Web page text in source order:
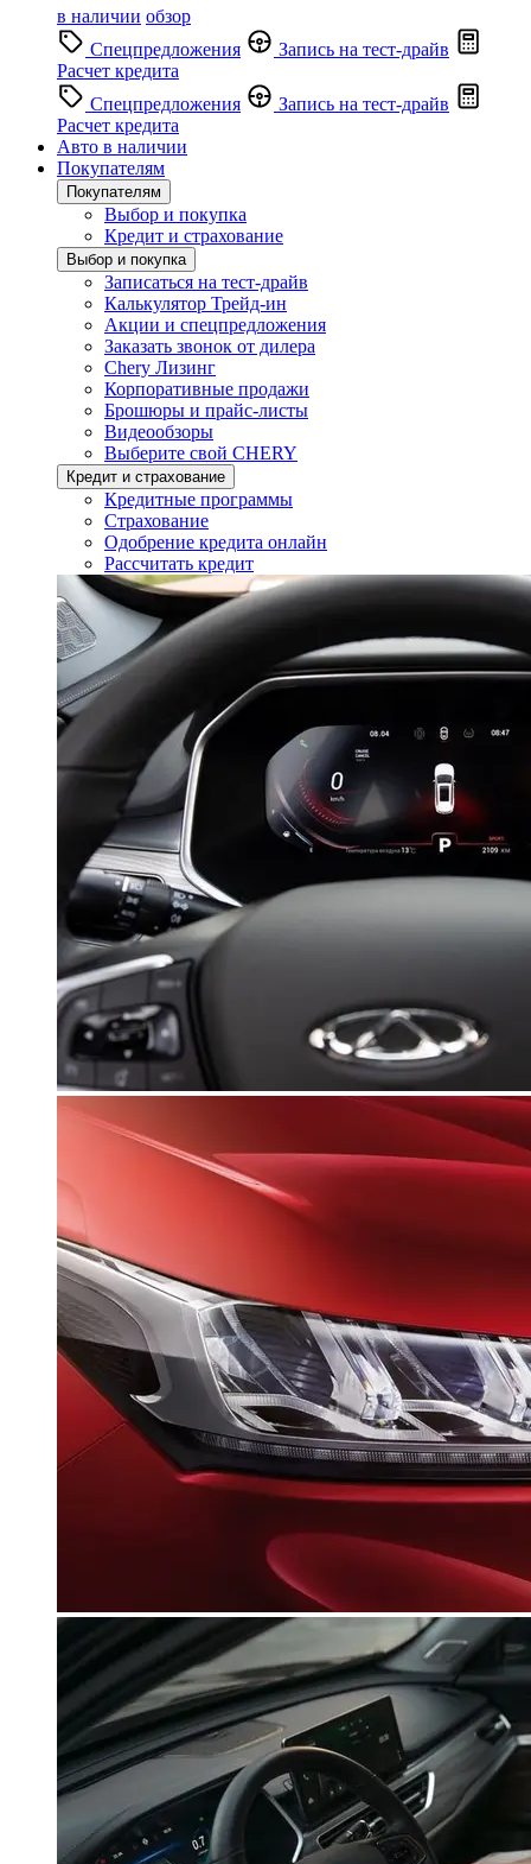
в наличии обзор
Спецпредложения
Запись на тест-драйв
Расчет кредита
Спецпредложения
Запись на тест-драйв
Расчет кредита
Авто в наличии
Покупателям
Покупателям
Выбор и покупка
Кредит и страхование
Выбор и покупка
Записаться на тест-драйв
Калькулятор Трейд-ин
Акции и спецпредложения
Заказать звонок от дилера
Chery Лизинг
Корпоративные продажи
Брошюры и прайс-листы
Видеообзоры
Выберите свой CHERY
Кредит и страхование
Кредитные программы
Страхование
Одобрение кредита онлайн
Рассчитать кредит